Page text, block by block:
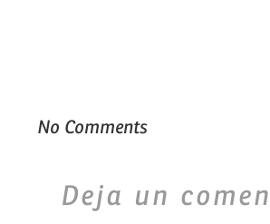
No Comments
Deja un